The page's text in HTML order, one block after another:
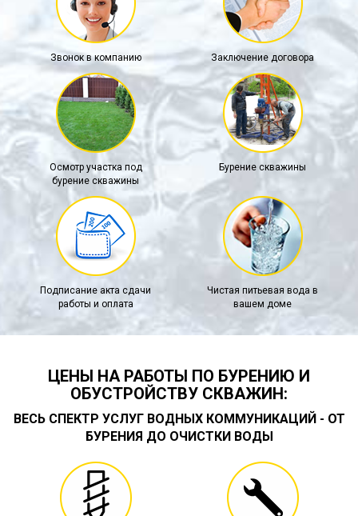
Звонок в компанию Заключение договора
Осмотр участка под
бурение скважины
Бурение скважины
Подписание акта сдачи
работы и оплата
Чистая питьевая вода в
вашем доме
ЦЕНЫ НА РАБОТЫ ПО БУРЕНИЮ И
ОБУСТРОЙСТВУ СКВАЖИН:
ВЕСЬ СПЕКТР УСЛУГ ВОДНЫХ КОММУНИКАЦИЙ - ОТ
БУРЕНИЯ ДО ОЧИСТКИ ВОДЫ